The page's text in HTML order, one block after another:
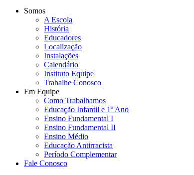
Somos
A Escola
História
Educadores
Localização
Instalações
Calendário
Instituto Equipe
Trabalhe Conosco
Em Equipe
Como Trabalhamos
Educação Infantil e 1º Ano
Ensino Fundamental I
Ensino Fundamental II
Ensino Médio
Educação Antirracista
Período Complementar
Fale Conosco